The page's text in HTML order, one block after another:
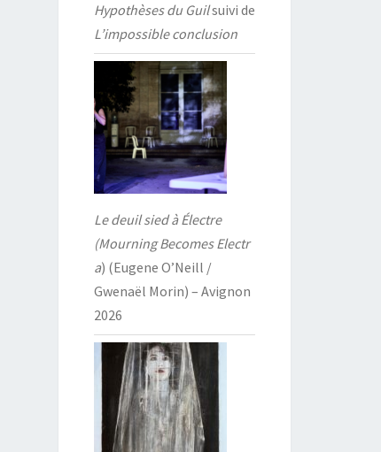
Hypothèses du Guilsuivi de
L’impossible conclusion
Le deuil sied à Électre
(Mourning Becomes Electr
a) (Eugene O’Neill /
Gwenaël Morin) – Avignon
2026